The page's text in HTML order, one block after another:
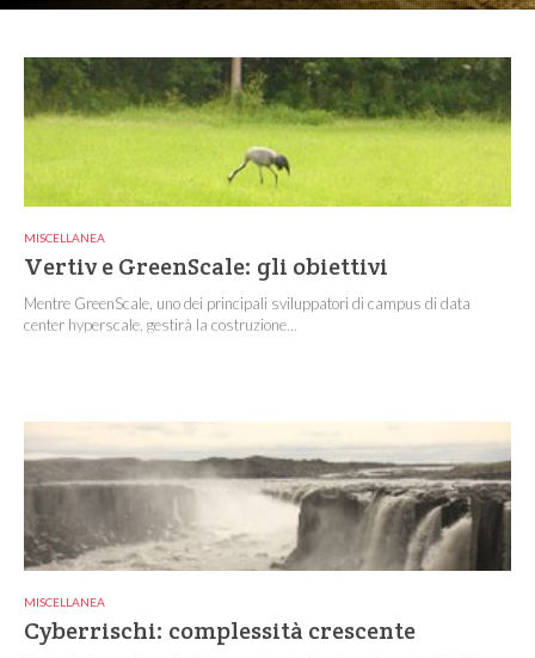
MISCELLANEA
Vertiv e GreenScale: gli obiettivi
Mentre GreenScale, uno dei principali sviluppatori di campus di data
center hyperscale, gestirà la costruzione...
MISCELLANEA
Cyberrischi: complessità crescente